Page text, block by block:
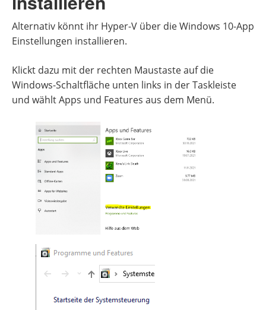
Alternativ könnt ihr Hyper-V über die Windows 10-App
Einstellungen installieren.
Klickt dazu mit der rechten Maustaste auf die
Windows-Schaltfläche unten links in der Taskleiste
und wählt Apps und Features aus dem Menü.